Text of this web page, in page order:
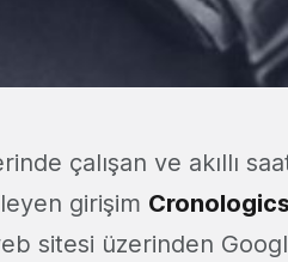
çalışan ve akıllı
girişim Cronologics
sitesi üzerinden